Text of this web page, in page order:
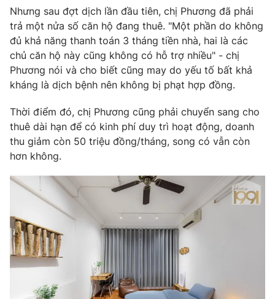
Hậu trường
Nhân vật
Khán giả
Giải trí
Điện ảnh
Âm nhạc
Sao
Đời sống
Du lịch
Làm đẹp
Chất lượng cuộc sống
Giáo dục
Tuyển sinh
Học trực tuyến
Công nghệ
Hitech Công nghệ tương lai
Sản phẩm
Thị trường
Tư vấn
Giao lưu trực tuyến
Lịch phát sóng
Chuyên mục khác
Emagazine Podcast
Photo Infographic
Nhưng sau đợt dịch lần đầu tiên, chị Phương đã phải
trả một nửa số căn hộ đang thuê. "Một phần do không
đủ khả năng thanh toán 3 tháng tiền nhà, hai là các
chủ căn hộ này cũng không có hỗ trợ nhiều" - chị
Phương nói và cho biết cũng may do yếu tố bất khả
kháng là dịch bệnh nên không bị phạt hợp đồng.
Thời điểm đó, chị Phương cũng phải chuyển sang cho
thuê dài hạn để có kinh phí duy trì hoạt động, doanh
thu giảm còn 50 triệu đồng/tháng, song có vẫn còn
hơn không.